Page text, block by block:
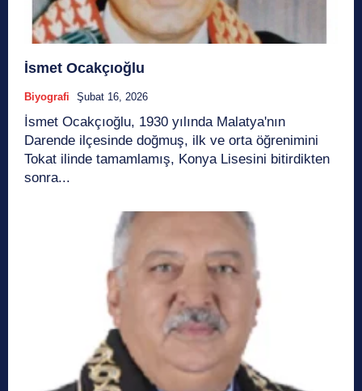
İsmet Ocakçıoğlu
Biyografi Şubat 16, 2026
İsmet Ocakçıoğlu, 1930 yılında Malatya'nın
Darende ilçesinde doğmuş, ilk ve orta öğrenimini
Tokat ilinde tamamlamış, Konya Lisesini bitirdikten
sonra...